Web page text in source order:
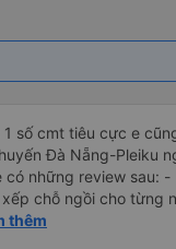
số cmt tiêu cực e
Đà Nẵng-Pleiku
có những review sau:
chỗ ngồi cho từng người 1 - A phụ xe
tần số nên nói câu
thêm